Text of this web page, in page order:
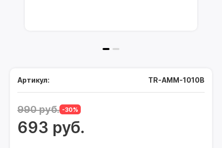
Артикул: TR-AMM-1010B
990 руб. -30%
693 руб.